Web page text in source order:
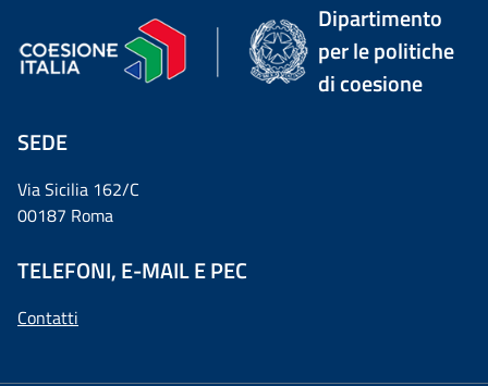
Dipartimento
per le politiche
di coesione
SEDE
Via Sicilia 162/C
00187 Roma
TELEFONI, E-MAIL E PEC
Contatti